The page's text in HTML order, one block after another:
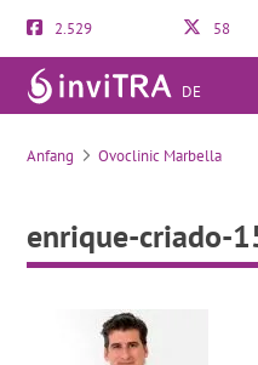
2.529 58
DE
enrique-
Anfang Ovoclinic Marbella
enrique-criado-